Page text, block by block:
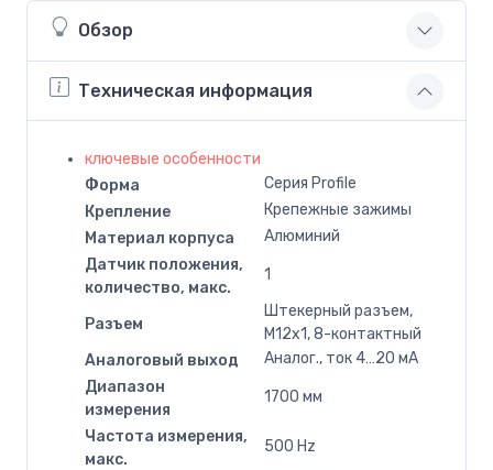
Обзор
Техническая информация
ключевые особенности
Форма
Серия Profile
Крепление
Крепежные зажимы
Материал корпуса
Алюминий
Датчик положения,
количество, макс.
1
Разъем
Штекерный разъем,
M12x1, 8-контактный
Аналоговый выход
Аналог., ток 4…20 мA
Диапазон
измерения
1700 мм
Частота измерения,
макс.
500 Hz